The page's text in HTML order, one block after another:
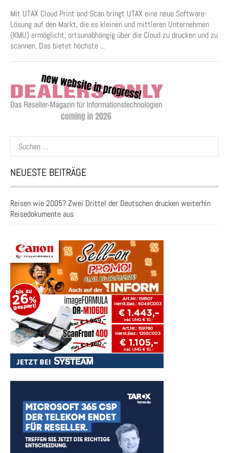
Mit UTAX Cloud Print and Scan bringt UTAX eine neue Software-
Lösung auf den Markt, die es kleinen und mittleren Unternehmen
(KMU) ermöglicht, ortsunabhängig über die Cloud zu drucken und zu
scannen. Das bietet höchste ...
Suchen
nach:
NEUESTE BEITRÄGE
Reisen wie 2005? Zwei Drittel der Deutschen drucken weiterhin
Reisedokumente aus